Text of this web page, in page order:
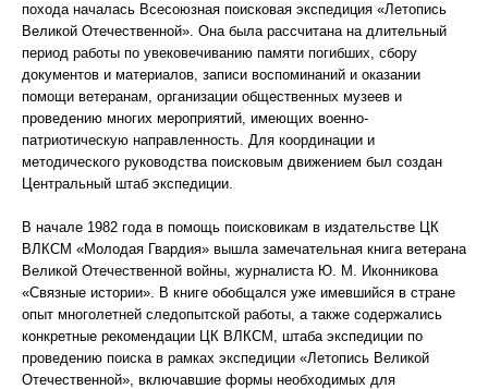
похода началась Всесоюзная поисковая экспедиция «Летопись
Великой Отечественной». Она была рассчитана на длительный
период работы по увековечиванию памяти погибших, сбору
документов и материалов, записи воспоминаний и оказании
помощи ветеранам, организации общественных музеев и
проведению многих мероприятий, имеющих военно-
патриотическую направленность. Для координации и
методического руководства поисковым движением был создан
Центральный штаб экспедиции.
В начале 1982 года в помощь поисковикам в издательстве ЦК
ВЛКСМ «Молодая Гвардия» вышла замечательная книга ветерана
Великой Отечественной войны, журналиста Ю. М. Иконникова
«Связные истории». В книге обобщался уже имевшийся в стране
опыт многолетней следопытской работы, а также содержались
конкретные рекомендации ЦК ВЛКСМ, штаба экспедиции по
проведению поиска в рамках экспедиции «Летопись Великой
Отечественной», включавшие формы необходимых для